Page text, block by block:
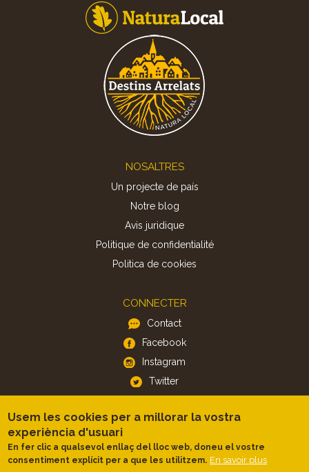
NOSALTRES
Un projecte de país
Notre blog
Avis juridique
Politique de confidentialité
Politica de cookies
CONNECTER
Contact
Facebook
Instagram
Twitter
APP
Android
Usem les cookies per a millorar la vostra
experiència d'usuari
En fer clic a qualsevol enllaç del lloc web, doneu el vostre
consentiment explícit per a que les utilitzem. En savoir plus